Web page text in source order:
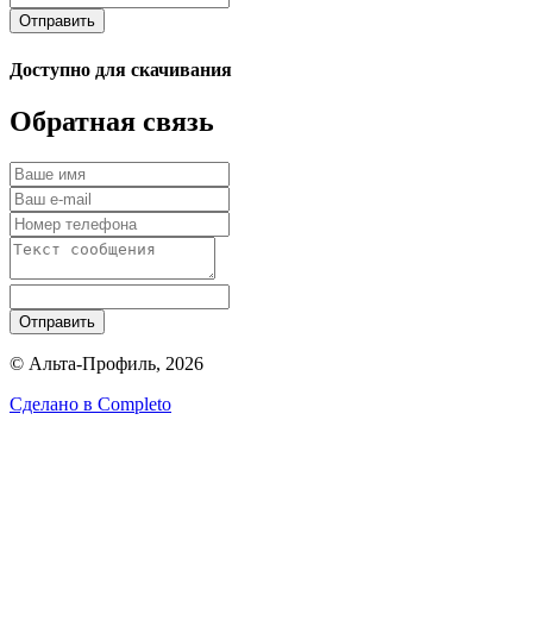
Отправить
Доступно для скачивания
Обратная связь
Отправить
© Альта-Профиль, 2026
Сделано в Completo